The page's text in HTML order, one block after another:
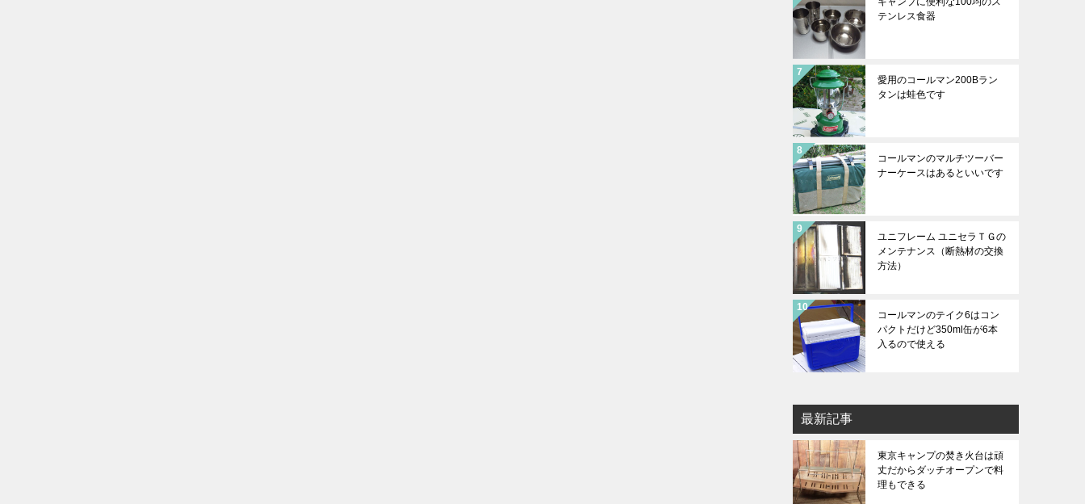
テンレス食器
愛用のコールマン200Bラン
タンは蛙色です
コールマンのマルチツーバー
ナーケースはあるといいです
ユニフレーム ユニセラＴＧの
メンテナンス（断熱材の交換
方法）
コールマンのテイク6はコン
パクトだけど350ml缶が6本
入るので使える
最新記事
東京キャンプの焚き火台は頑
丈だからダッチオープンで料
理もできる